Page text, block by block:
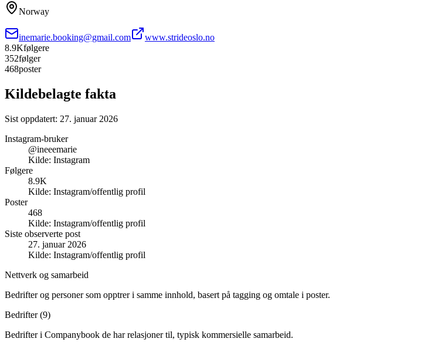
Norway
inemarie.booking@gmail.com
www.strideoslo.no
8.9Kfølgere
352følger
468poster
Kildebelagte fakta
Sist oppdatert: 27. januar 2026
Instagram-bruker
@ineeemarie
Kilde: Instagram
Følgere
8.9K
Kilde: Instagram/offentlig profil
Poster
468
Kilde: Instagram/offentlig profil
Siste observerte post
27. januar 2026
Kilde: Instagram/offentlig profil
Nettverk og samarbeid
Bedrifter og personer som opptrer i samme innhold, basert på tagging og omtale i poster.
Bedrifter (9)
Bedrifter i Companybook de har relasjoner til, typisk kommersielle samarbeid.